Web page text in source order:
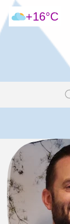
+16°C